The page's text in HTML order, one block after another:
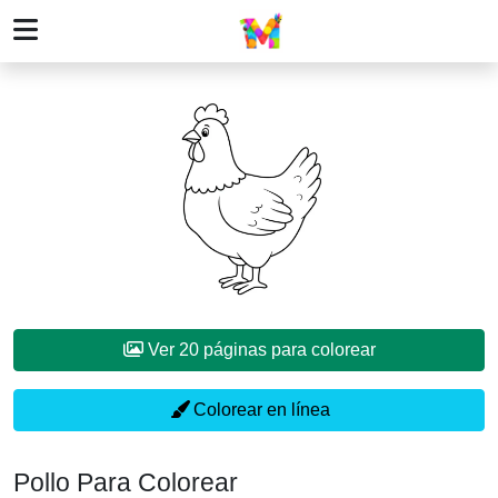
Ver 20 páginas para colorear
Colorear en línea
Pollo Para Colorear